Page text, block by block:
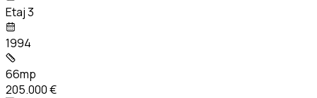
Etaj 3
1994
66mp
205.000 €